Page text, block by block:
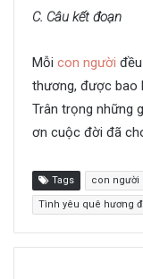
C. Câu kết đoạn
Mỗi con người
thương, được bao
Trân trọng những
ơn cuộc đời đã
Tags con người
Tình yêu quê hương